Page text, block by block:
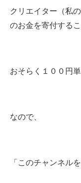
クリエイター（私
のお金を寄付する
おそらく１００円
なので、
「このチャンネル